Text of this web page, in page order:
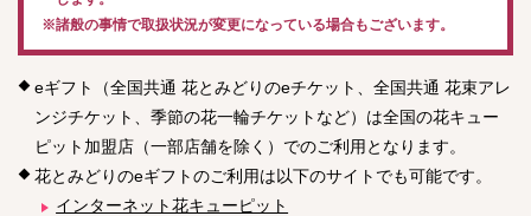
※諸般の事情で取扱状況が変更になっている場合もございます。
eギフト（全国共通 花とみどりのeチケット、全国共通 花束アレ
ンジチケット、季節の花一輪チケットなど）は全国の花キュー
ピット加盟店（一部店舗を除く）でのご利用となります。
花とみどりのeギフトのご利用は以下のサイトでも可能です。
インターネット花キューピット